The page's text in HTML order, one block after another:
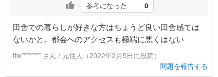
参考になった 0
田舎での暮らしが好きな方はちょうど良い田舎感ては
ないかと。都会へのアクセスも極端に悪くはない
ttw******** さん / 元住人（2022年2月5日に投稿）
問題を報告する